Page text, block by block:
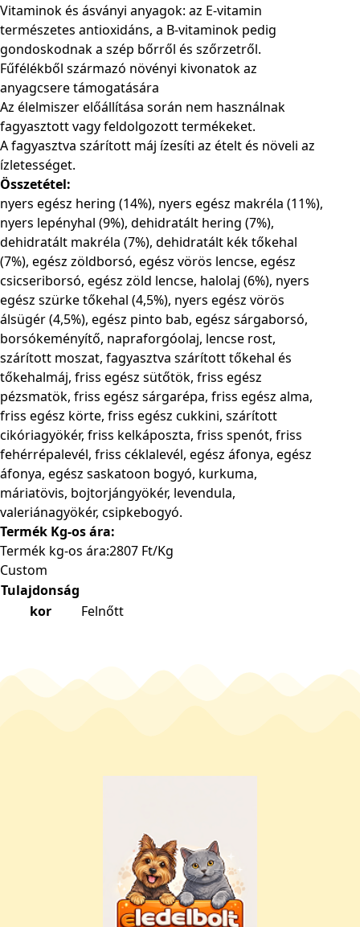
Vitaminok és ásványi anyagok: az E-vitamin
természetes antioxidáns, a B-vitaminok pedig
gondoskodnak a szép bőrről és szőrzetről.
Fűfélékből származó növényi kivonatok az
anyagcsere támogatására
Az élelmiszer előállítása során nem használnak
fagyasztott vagy feldolgozott termékeket.
A fagyasztva szárított máj ízesíti az ételt és növeli az
ízletességet.
Összetétel:
nyers egész hering (14%), nyers egész makréla (11%),
nyers lepényhal (9%), dehidratált hering (7%),
dehidratált makréla (7%), dehidratált kék tőkehal
(7%), egész zöldborsó, egész vörös lencse, egész
csicseriborsó, egész zöld lencse, halolaj (6%), nyers
egész szürke tőkehal (4,5%), nyers egész vörös
álsügér (4,5%), egész pinto bab, egész sárgaborsó,
borsókeményítő, napraforgóolaj, lencse rost,
szárított moszat, fagyasztva szárított tőkehal és
tőkehalmáj, friss egész sütőtök, friss egész
pézsmatök, friss egész sárgarépa, friss egész alma,
friss egész körte, friss egész cukkini, szárított
cikóriagyökér, friss kelkáposzta, friss spenót, friss
fehérrépalevél, friss céklalevél, egész áfonya, egész
áfonya, egész saskatoon bogyó, kurkuma,
máriatövis, bojtorjángyökér, levendula,
valeriánagyökér, csipkebogyó.
Termék Kg-os ára:
Termék kg-os ára:2807 Ft/Kg
Custom
Tulajdonság
kor
Felnőtt